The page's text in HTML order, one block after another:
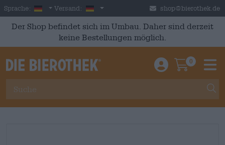
Skip to main content
Sprache: German
Versand: Deutschland shop@bierothek.de
Der Shop befindet sich im Umbau. Daher sind derzeit
keine Bestellungen möglich.
Einloggen /
0